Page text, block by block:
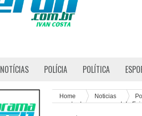
NOTÍCIAS POLÍCIA POLÍTICA
Home Noticias
encontrada na zona rural de